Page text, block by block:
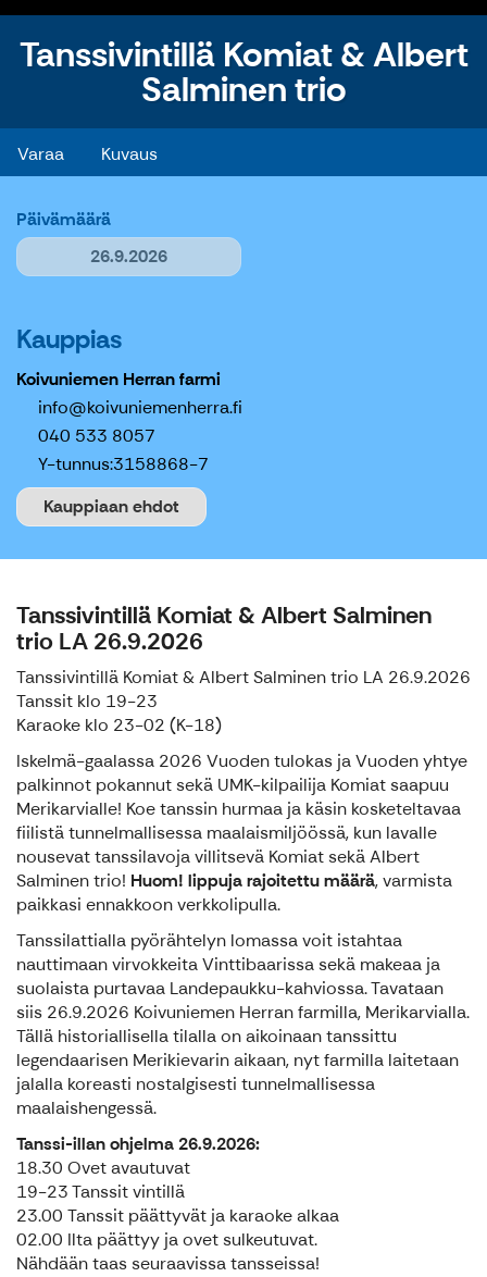
Tanssivintillä Komiat & Albert
Salminen trio
Varaa Kuvaus
Päivämäärä
26.9.2026
Kauppias
Koivuniemen Herran farmi
info@koivuniemenherra.fi
040 533 8057
Y-tunnus:3158868-7
Kauppiaan ehdot
Tanssivintillä Komiat & Albert Salminen
trio LA 26.9.2026
Tanssivintillä Komiat & Albert Salminen trio LA 26.9.2026
Tanssit klo 19-23
Karaoke klo 23-02 (K-18)
Iskelmä-gaalassa 2026 Vuoden tulokas ja Vuoden yhtye
palkinnot pokannut sekä UMK-kilpailija Komiat saapuu
Merikarvialle! Koe tanssin hurmaa ja käsin kosketeltavaa
fiilistä tunnelmallisessa maalaismiljöössä, kun lavalle
nousevat tanssilavoja villitsevä Komiat sekä Albert
Salminen trio! Huom! lippuja rajoitettu määrä, varmista
paikkasi ennakkoon verkkolipulla.
Tanssilattialla pyörähtelyn lomassa voit istahtaa
nauttimaan virvokkeita Vinttibaarissa sekä makeaa ja
suolaista purtavaa Landepaukku-kahviossa. Tavataan
siis 26.9.2026 Koivuniemen Herran farmilla, Merikarvialla.
Tällä historiallisella tilalla on aikoinaan tanssittu
legendaarisen Merikievarin aikaan, nyt farmilla laitetaan
jalalla koreasti nostalgisesti tunnelmallisessa
maalaishengessä.
Tanssi-illan ohjelma 26.9.2026:
18.30 Ovet avautuvat
19-23 Tanssit vintillä
23.00 Tanssit päättyvät ja karaoke alkaa
02.00 Ilta päättyy ja ovet sulkeutuvat.
Nähdään taas seuraavissa tansseissa!